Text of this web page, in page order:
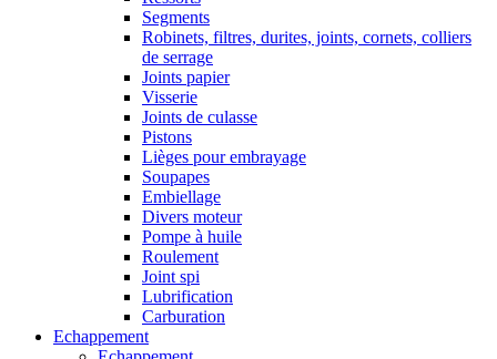
Segments
Robinets, filtres, durites, joints, cornets, colliers
de serrage
Joints papier
Visserie
Joints de culasse
Pistons
Lièges pour embrayage
Soupapes
Embiellage
Divers moteur
Pompe à huile
Roulement
Joint spi
Lubrification
Carburation
Echappement